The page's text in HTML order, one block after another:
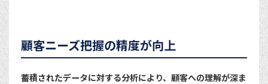
顧客ニーズ把握の精度が向上
蓄積されたデータに対する分析により、顧客への理解が深ま